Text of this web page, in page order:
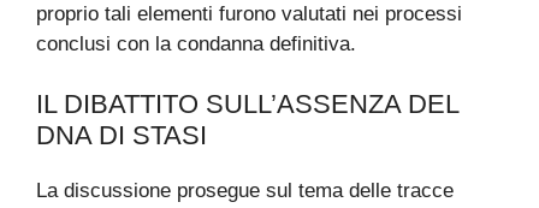
proprio tali elementi furono valutati nei processi
conclusi con la condanna definitiva.
IL DIBATTITO SULL’ASSENZA DEL
DNA DI STASI
La discussione prosegue sul tema delle tracce